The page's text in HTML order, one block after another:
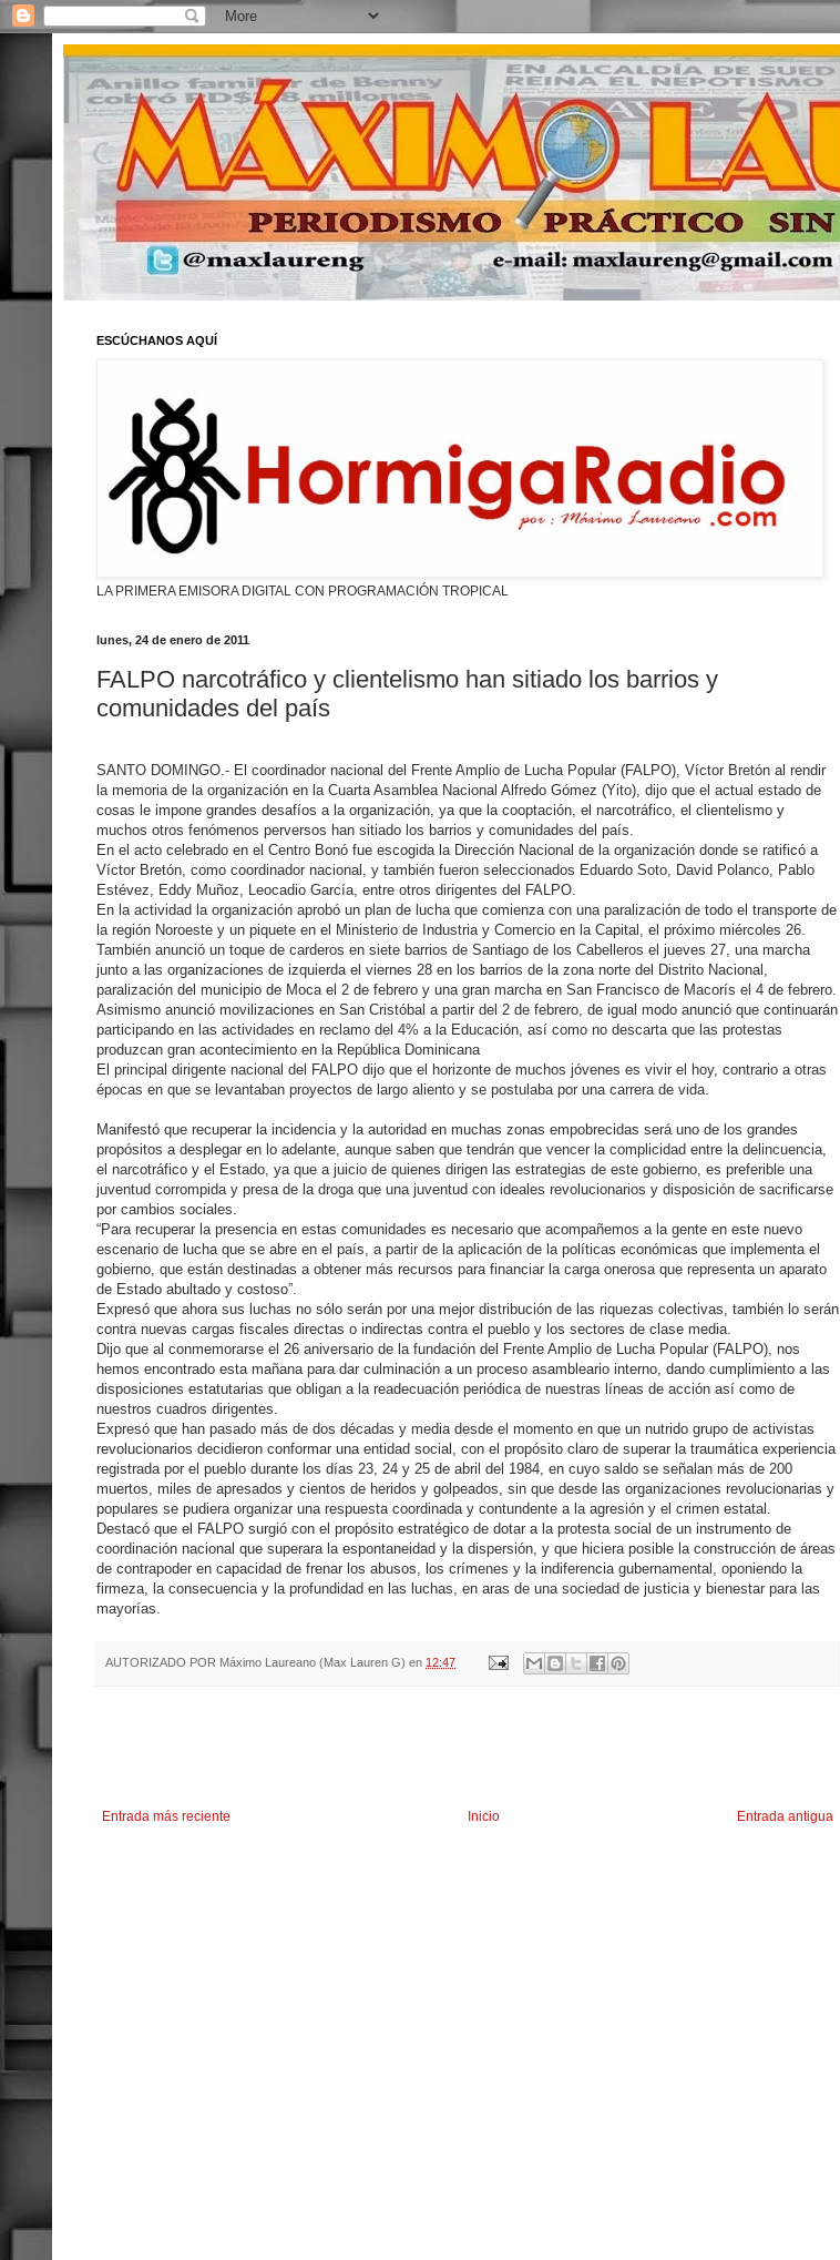
ESCÚCHANOS AQUÍ
LA PRIMERA EMISORA DIGITAL CON PROGRAMACIÓN TROPICAL
lunes, 24 de enero de 2011
FALPO narcotráfico y clientelismo han sitiado los barrios y
comunidades del país
SANTO DOMINGO.- El coordinador nacional del Frente Amplio de Lucha Popular (FALPO), Víctor Bretón al rendir
la memoria de la organización en la Cuarta Asamblea Nacional Alfredo Gómez (Yito), dijo que el actual estado de
cosas le impone grandes desafíos a la organización, ya que la cooptación, el narcotráfico, el clientelismo y
muchos otros fenómenos perversos han sitiado los barrios y comunidades del país.
En el acto celebrado en el Centro Bonó fue escogida la Dirección Nacional de la organización donde se ratificó a
Víctor Bretón, como coordinador nacional, y también fueron seleccionados Eduardo Soto, David Polanco, Pablo
Estévez, Eddy Muñoz, Leocadio García, entre otros dirigentes del FALPO.
En la actividad la organización aprobó un plan de lucha que comienza con una paralización de todo el transporte de
la región Noroeste y un piquete en el Ministerio de Industria y Comercio en la Capital, el próximo miércoles 26.
También anunció un toque de carderos en siete barrios de Santiago de los Cabelleros el jueves 27, una marcha
junto a las organizaciones de izquierda el viernes 28 en los barrios de la zona norte del Distrito Nacional,
paralización del municipio de Moca el 2 de febrero y una gran marcha en San Francisco de Macorís el 4 de febrero.
Asimismo anunció movilizaciones en San Cristóbal a partir del 2 de febrero, de igual modo anunció que continuarán
participando en las actividades en reclamo del 4% a la Educación, así como no descarta que las protestas
produzcan gran acontecimiento en la República Dominicana
El principal dirigente nacional del FALPO dijo que el horizonte de muchos jóvenes es vivir el hoy, contrario a otras
épocas en que se levantaban proyectos de largo aliento y se postulaba por una carrera de vida.
Manifestó que recuperar la incidencia y la autoridad en muchas zonas empobrecidas será uno de los grandes
propósitos a desplegar en lo adelante, aunque saben que tendrán que vencer la complicidad entre la delincuencia,
el narcotráfico y el Estado, ya que a juicio de quienes dirigen las estrategias de este gobierno, es preferible una
juventud corrompida y presa de la droga que una juventud con ideales revolucionarios y disposición de sacrificarse
por cambios sociales.
“Para recuperar la presencia en estas comunidades es necesario que acompañemos a la gente en este nuevo
escenario de lucha que se abre en el país, a partir de la aplicación de la políticas económicas que implementa el
gobierno, que están destinadas a obtener más recursos para financiar la carga onerosa que representa un aparato
de Estado abultado y costoso”.
Expresó que ahora sus luchas no sólo serán por una mejor distribución de las riquezas colectivas, también lo serán
contra nuevas cargas fiscales directas o indirectas contra el pueblo y los sectores de clase media.
Dijo que al conmemorarse el 26 aniversario de la fundación del Frente Amplio de Lucha Popular (FALPO), nos
hemos encontrado esta mañana para dar culminación a un proceso asambleario interno, dando cumplimiento a las
disposiciones estatutarias que obligan a la readecuación periódica de nuestras líneas de acción así como de
nuestros cuadros dirigentes.
Expresó que han pasado más de dos décadas y media desde el momento en que un nutrido grupo de activistas
revolucionarios decidieron conformar una entidad social, con el propósito claro de superar la traumática experiencia
registrada por el pueblo durante los días 23, 24 y 25 de abril del 1984, en cuyo saldo se señalan más de 200
muertos, miles de apresados y cientos de heridos y golpeados, sin que desde las organizaciones revolucionarias y
populares se pudiera organizar una respuesta coordinada y contundente a la agresión y el crimen estatal.
Destacó que el FALPO surgió con el propósito estratégico de dotar a la protesta social de un instrumento de
coordinación nacional que superara la espontaneidad y la dispersión, y que hiciera posible la construcción de áreas
de contrapoder en capacidad de frenar los abusos, los crímenes y la indiferencia gubernamental, oponiendo la
firmeza, la consecuencia y la profundidad en las luchas, en aras de una sociedad de justicia y bienestar para las
mayorías.
AUTORIZADO POR Máximo Laureano (Max Lauren G) en 12:47
Entrada más reciente Entrada antigua
Inicio